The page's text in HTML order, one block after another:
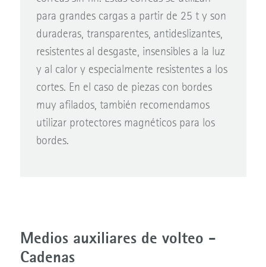
para grandes cargas a partir de 25 t y son
duraderas, transparentes, antideslizantes,
resistentes al desgaste, insensibles a la luz
y al calor y especialmente resistentes a los
cortes. En el caso de piezas con bordes
muy afilados, también recomendamos
utilizar protectores magnéticos para los
bordes.
Medios auxiliares de volteo -
Cadenas